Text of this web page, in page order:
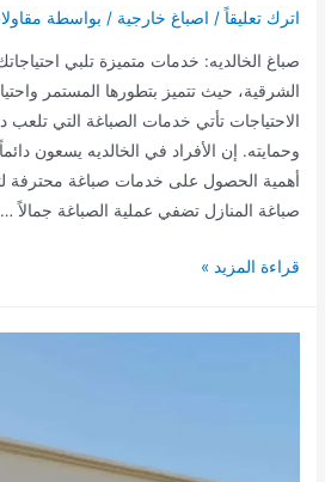
اترك تعليقاً / اصباغ خارجية / بواسطة
صباغ الخالديه: خدمات متميزة تلبي
الشرقية، حيث تتميز بتطورها المستمر
الاحتياجات تأتي خدمات الصباغة التي
وحمايته. إن الأفراد في الخالديه يسعون
أهمية الحصول على خدمات صباغة محترفة
صباغة المنازل تضفي عملية الصباغة جمالاً …
صباغ
قراءة المزيد »